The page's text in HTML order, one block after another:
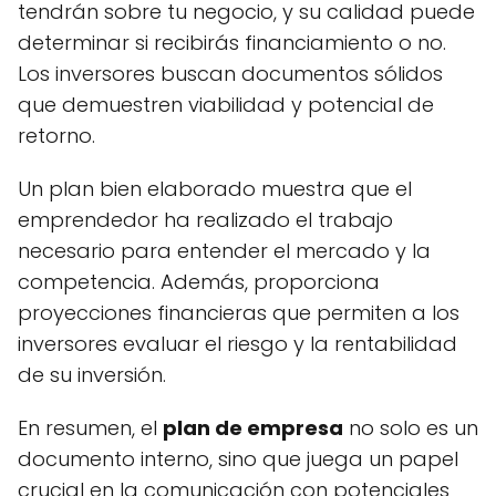
tendrán sobre tu negocio, y su calidad puede
determinar si recibirás financiamiento o no.
Los inversores buscan documentos sólidos
que demuestren viabilidad y potencial de
retorno.
Un plan bien elaborado muestra que el
emprendedor ha realizado el trabajo
necesario para entender el mercado y la
competencia. Además, proporciona
proyecciones financieras que permiten a los
inversores evaluar el riesgo y la rentabilidad
de su inversión.
En resumen, el plan de empresa no solo es un
documento interno, sino que juega un papel
crucial en la comunicación con potenciales